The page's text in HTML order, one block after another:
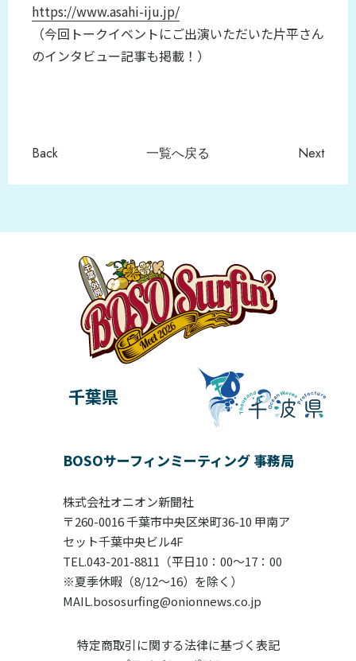
https://www.asahi-iju.jp/
（今回トークイベントにご出演いただいた片平さん
のインタビュー記事も掲載！）
Back 一覧へ戻る Next
千葉県
BOSOサーフィンミーティング 事務局
株式会社オニオン新聞社
〒260-0016 千葉市中央区栄町36-10 甲南ア
セット千葉中央ビル4F
TEL.043-201-8811（平日10：00〜17：00
※夏季休暇（8/12～16）を除く）
MAIL.bososurfing@onionnews.co.jp
特定商取引に関する法律に基づく表記